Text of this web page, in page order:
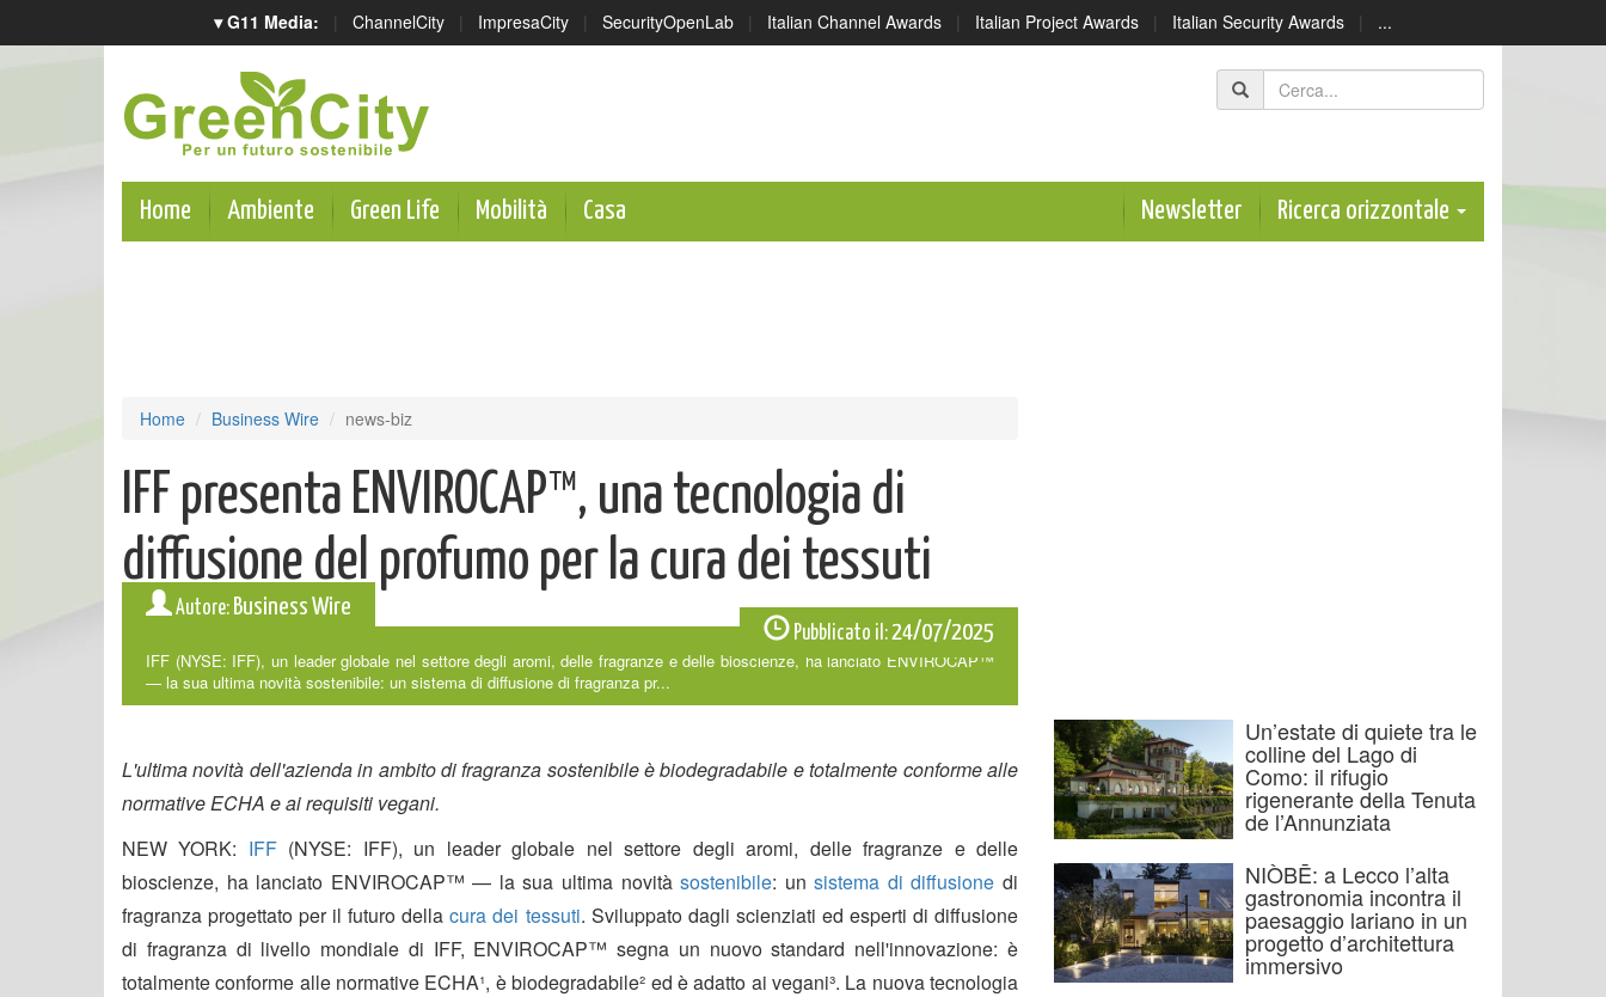
▾ G11 Media: | ChannelCity | ImpresaCity | SecurityOpenLab | Italian Channel Awards | Italian Project Awards | Italian Security Awards | ...
Home Ambiente Green Life Mobilità Casa Newsletter Ricerca orizzontale
Home Business Wire news-biz
IFF presenta ENVIROCAP™, una tecnologia di
diffusione del profumo per la cura dei tessuti
Pubblicato il:24/07/2025
Autore: Business Wire
IFF (NYSE: IFF), un leader globale nel settore degli aromi, delle fragranze e delle bioscienze, ha lanciato ENVIROCAP™
— la sua ultima novità sostenibile: un sistema di diffusione di fragranza pr...
L'ultima novità dell'azienda in ambito di fragranza sostenibile è biodegradabile e totalmente conforme alle
normative ECHA e ai requisiti vegani.
NEW YORK: IFF(NYSE: IFF), un leader globale nel settore degli aromi, delle fragranze e delle
bioscienze, ha lanciato ENVIROCAP™ — la sua ultima novitàsostenibile: unsistema di diffusione di
fragranza progettato per il futuro dellacura dei tessuti. Sviluppato dagli scienziati ed esperti di diffusione
di fragranza di livello mondiale di IFF, ENVIROCAP™ segna un nuovo standard nell'innovazione: è
totalmente conforme alle normative ECHA¹, è biodegradabile² ed è adatto ai vegani³. La nuova tecnologia
Un’estate di quiete tra le
colline del Lago di
Como: il rifugio
rigenerante della Tenuta
de l’Annunziata
NIÒBĒ: a Lecco l’alta
gastronomia incontra il
paesaggio lariano in un
progetto d’architettura
immersivo